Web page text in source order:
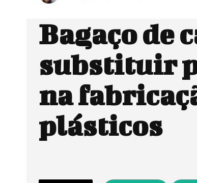
Bagaço de
substituir
na
plásticos